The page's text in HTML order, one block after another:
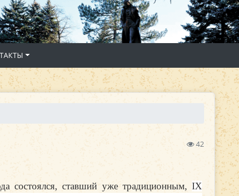
42
состоялся, ставший уже традиционным, IX